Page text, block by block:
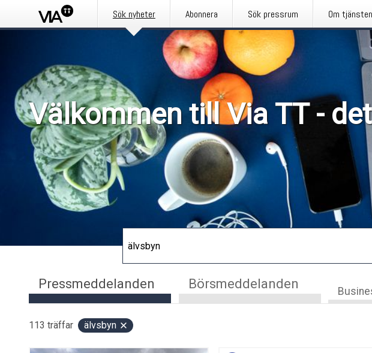
Sök nyheter Abonnera Sök pressrum Om tjänsten
Välkommen till Via TT -
Pressmeddelanden Börsmeddelanden
113 träffar älvsbyn